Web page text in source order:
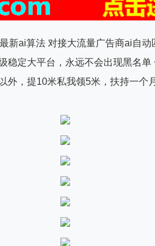
新ai算法 对接大流量广告商ai自
稳定大平台，永远不会出现黑名
外，提10米私我领5米，扶持一个